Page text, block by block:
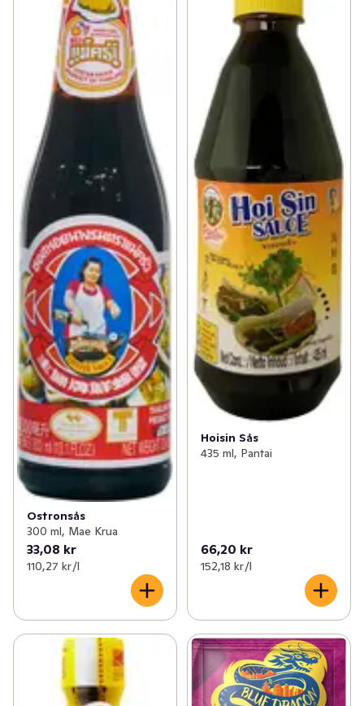
Ostronsås
300 ml, Mae Krua
33,08 kr
110,27 kr /l
Hoisin Sås
435 ml, Pantai
66,20 kr
152,18 kr /l